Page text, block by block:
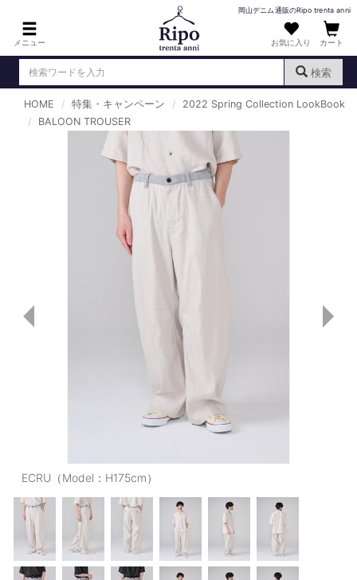
メニュー
岡山デニム通販のRipo trenta anni
お気に入り カート
検索
ログイン （新規会員登録
MENS : メンズ
DENIM : デニム
PANTS : パンツ
TOPS : トップス
T-SHIRT : Tシャツ
PANTS/SKIRT : パンツ・スカート
TOPS : トップス
OUTERS : アウター
OUTLET : アウトレット
HOME 特集・キャンペーン
2022 Spring Collection LookBook
BALOON TROUSER
ECRU（Model：H175cm）